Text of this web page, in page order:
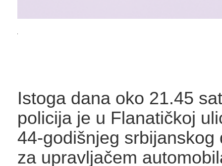
Istoga dana oko 21.45
policija je u Flanatičkoj
44-godišnjeg srbijanskog
za upravljačem